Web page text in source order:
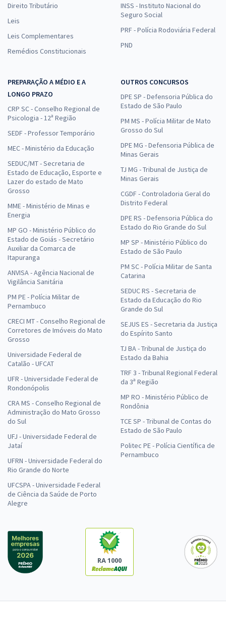
Direito Tributário
Leis
Leis Complementares
Remédios Constitucionais
INSS - Instituto Nacional do
Seguro Social
PRF - Polícia Rodoviária Federal
PND
PREPARAÇÃO A MÉDIO E A
LONGO PRAZO
CRP SC - Conselho Regional de
Psicologia - 12ª Região
SEDF - Professor Temporário
MEC - Ministério da Educação
SEDUC/MT - Secretaria de
Estado de Educação, Esporte e
Lazer do estado de Mato
Grosso
MME - Ministério de Minas e
Energia
MP GO - Ministério Público do
Estado de Goiás - Secretário
Auxiliar da Comarca de
Itapuranga
ANVISA - Agência Nacional de
Vigilância Sanitária
PM PE - Polícia Militar de
Pernambuco
CRECI MT - Conselho Regional de
Corretores de Imóveis do Mato
Grosso
Universidade Federal de
Catalão - UFCAT
UFR - Universidade Federal de
Rondonópolis
CRA MS - Conselho Regional de
Administração do Mato Grosso
do Sul
UFJ - Universidade Federal de
Jataí
UFRN - Universidade Federal do
Rio Grande do Norte
UFCSPA - Universidade Federal
de Ciência da Saúde de Porto
Alegre
OUTROS CONCURSOS
DPE SP - Defensoria Pública do
Estado de São Paulo
PM MS - Polícia Militar de Mato
Grosso do Sul
DPE MG - Defensoria Pública de
Minas Gerais
TJ MG - Tribunal de Justiça de
Minas Gerais
CGDF - Controladoria Geral do
Distrito Federal
DPE RS - Defensoria Pública do
Estado do Rio Grande do Sul
MP SP - Ministério Público do
Estado de São Paulo
PM SC - Polícia Militar de Santa
Catarina
SEDUC RS - Secretaria de
Estado da Educação do Rio
Grande do Sul
SEJUS ES - Secretaria da Justiça
do Espírito Santo
TJ BA - Tribunal de Justiça do
Estado da Bahia
TRF 3 - Tribunal Regional Federal
da 3ª Região
MP RO - Ministério Público de
Rondônia
TCE SP - Tribunal de Contas do
Estado de São Paulo
Politec PE - Polícia Científica de
Pernambuco
RA 1000